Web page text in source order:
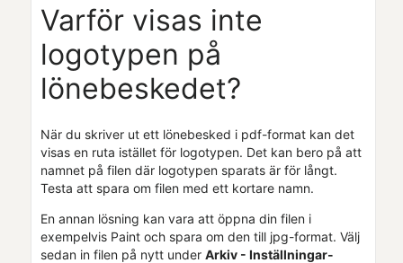
Varför visas inte
logotypen på
lönebeskedet?
När du skriver ut ett lönebesked i pdf-format kan det
visas en ruta istället för logotypen. Det kan bero på att
namnet på filen där logotypen sparats är för långt.
Testa att spara om filen med ett kortare namn.
En annan lösning kan vara att öppna din filen i
exempelvis Paint och spara om den till jpg-format. Välj
sedan in filen på nytt under Arkiv - Inställningar-